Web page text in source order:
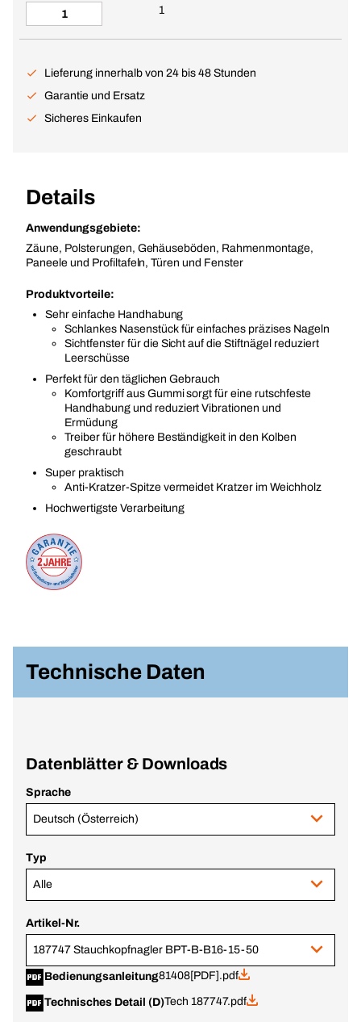
1
Lieferung innerhalb von 24 bis 48 Stunden
Garantie und Ersatz
Sicheres Einkaufen
Details
Anwendungsgebiete:
Zäune, Polsterungen, Gehäuseböden, Rahmenmontage,
Paneele und Profiltafeln, Türen und Fenster
Produktvorteile:
Sehr einfache Handhabung
Schlankes Nasenstück für einfaches präzises Nageln
Sichtfenster für die Sicht auf die Stiftnägel reduziert
Leerschüsse
Perfekt für den täglichen Gebrauch
Komfortgriff aus Gummi sorgt für eine rutschfeste
Handhabung und reduziert Vibrationen und
Ermüdung
Treiber für höhere Beständigkeit in den Kolben
geschraubt
Super praktisch
Anti-Kratzer-Spitze vermeidet Kratzer im Weichholz
Hochwertigste Verarbeitung
Technische Daten
Datenblätter & Downloads
Sprache
Deutsch (Österreich)
Typ
Alle
Artikel-Nr.
187747 Stauchkopfnagler BPT-B-B16-15-50
Bedienungsanleitung81408[PDF].pdf
Technisches Detail (D)Tech 187747.pdf